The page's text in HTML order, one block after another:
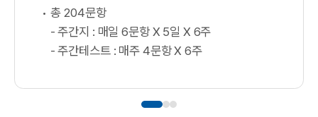
총 204문항
- 주간지 : 매일 6문항 X 5일 X 6주
- 주간테스트 : 매주 4문항 X 6주